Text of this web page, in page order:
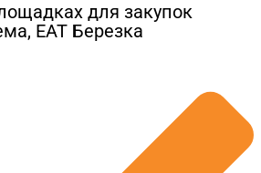
для закупок
ЕАТ Березка